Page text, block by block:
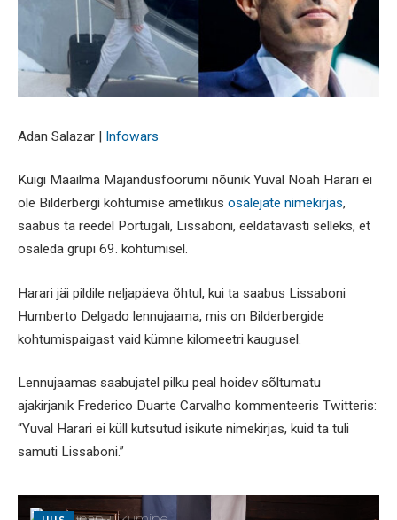
Adan Salazar | Infowars
Kuigi Maailma Majandusfoorumi nõunik Yuval Noah Harari ei
ole Bilderbergi kohtumise ametlikus osalejate nimekirjas,
saabus ta reedel Portugali, Lissaboni, eeldatavasti selleks, et
osaleda grupi 69. kohtumisel.
Harari jäi pildile neljapäeva õhtul, kui ta saabus Lissaboni
Humberto Delgado lennujaama, mis on Bilderbergide
kohtumispaigast vaid kümne kilomeetri kaugusel.
Lennujaamas saabujatel pilku peal hoidev sõltumatu
ajakirjanik Frederico Duarte Carvalho kommenteeris Twitteris:
“Yuval Harari ei küll kutsutud isikute nimekirjas, kuid ta tuli
samuti Lissaboni.”